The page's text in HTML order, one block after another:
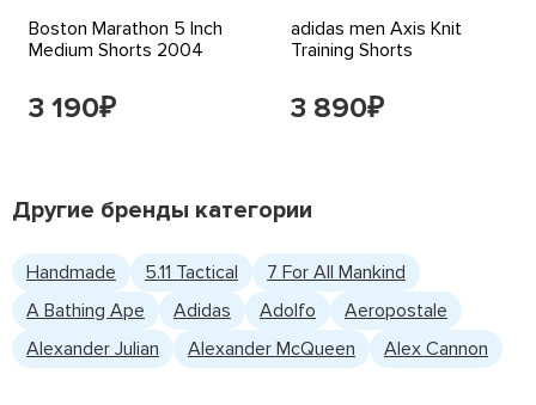
Boston Marathon 5 Inch
Medium Shorts 2004
3 190₽
adidas men Axis Knit
Training Shorts
3 890₽
Другие бренды категории
Handmade 5.11 Tactical
7 For All Mankind
A Bathing Ape
Adidas Adolfo
Aeropostale
Alexander Julian
Alexander McQueen Alex Cannon